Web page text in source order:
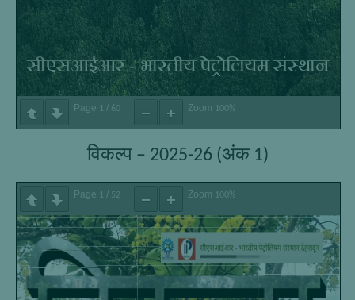
Page 1 / 60 Zoom 100%
विकल्प – 2025-26 (अंक 1)
Page 1 / 52 Zoom 100%